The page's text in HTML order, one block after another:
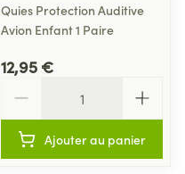
Quies Protection Auditive
Avion Enfant 1 Paire
12,95 €
Ajouter au panier